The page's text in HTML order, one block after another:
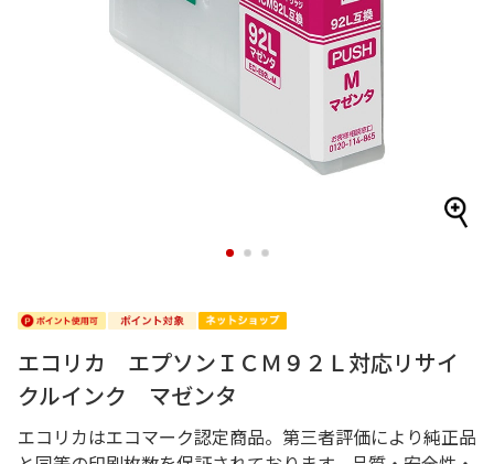
1 2 3
エコリカ エプソンＩＣＭ９２Ｌ対応リサイ
クルインク マゼンタ
エコリカはエコマーク認定商品。第三者評価により純正品